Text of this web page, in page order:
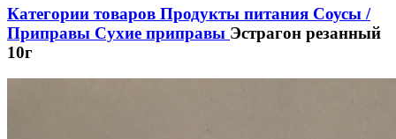
Категории товаров Продукты питания Соусы /
Приправы Сухие приправы Эстрагон резанный
10г